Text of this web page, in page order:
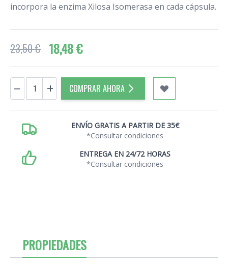
incorpora la enzima Xilosa Isomerasa en cada cápsula.
23,50 € 18,48 €
Cantidad
− + COMPRAR AHORA
ENVÍO GRATIS A PARTIR DE 35€
*Consultar condiciones
ENTREGA EN 24/72 HORAS
*Consultar condiciones
PROPIEDADES